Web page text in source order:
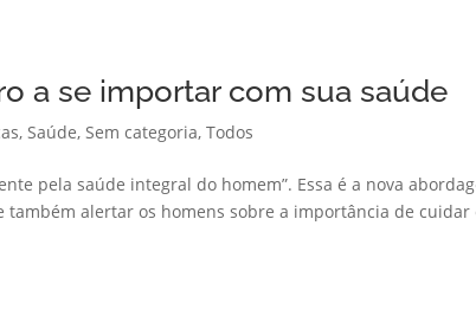
a se importar com sua saúde
,Saúde,Sem categoria,Todos
pela saúde integral do homem”. Essa é a nova
também alertar os homens sobre a importância de cuidar